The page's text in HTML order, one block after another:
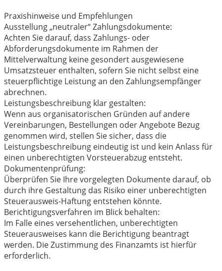
Praxishinweise und Empfehlungen
Ausstellung „neutraler“ Zahlungsdokumente:
Achten Sie darauf, dass Zahlungs- oder
Abforderungsdokumente im Rahmen der
Mittelverwaltung keine gesondert ausgewiesene
Umsatzsteuer enthalten, sofern Sie nicht selbst eine
steuerpflichtige Leistung an den Zahlungsempfänger
abrechnen.
Leistungsbeschreibung klar gestalten:
Wenn aus organisatorischen Gründen auf andere
Vereinbarungen, Bestellungen oder Angebote Bezug
genommen wird, stellen Sie sicher, dass die
Leistungsbeschreibung eindeutig ist und kein Anlass für
einen unberechtigten Vorsteuerabzug entsteht.
Dokumentenprüfung:
Überprüfen Sie Ihre vorgelegten Dokumente darauf, ob
durch ihre Gestaltung das Risiko einer unberechtigten
Steuerausweis-Haftung entstehen könnte.
Berichtigungsverfahren im Blick behalten:
Im Falle eines versehentlichen, unberechtigten
Steuerausweises kann die Berichtigung beantragt
werden. Die Zustimmung des Finanzamts ist hierfür
erforderlich.